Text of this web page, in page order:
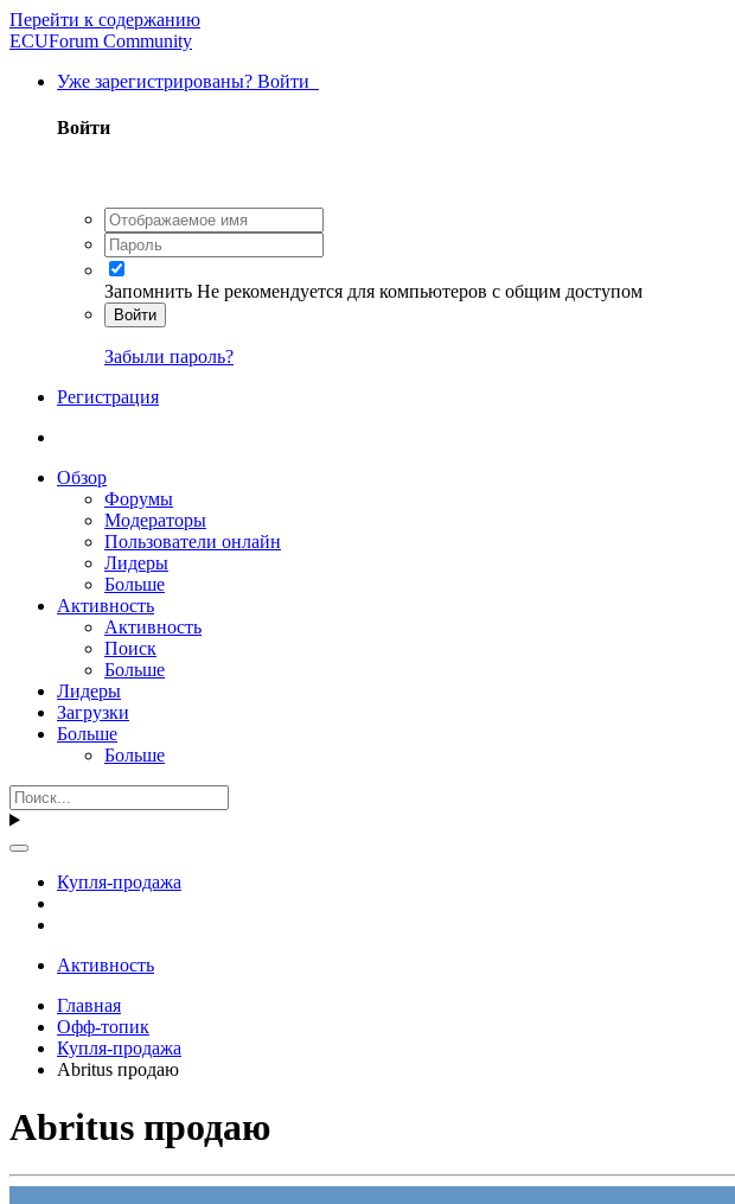
Перейти к содержанию
ECUForum Community
Уже зарегистрированы? Войти
Войти
Запомнить Не рекомендуется для компьютеров с общим доступом
Войти
Забыли пароль?
Регистрация
Обзор
Форумы
Модераторы
Пользователи онлайн
Лидеры
Больше
Активность
Активность
Поиск
Больше
Лидеры
Загрузки
Больше
Больше
Купля-продажа
Активность
Главная
Офф-топик
Купля-продажа
Abritus продаю
Abritus продаю